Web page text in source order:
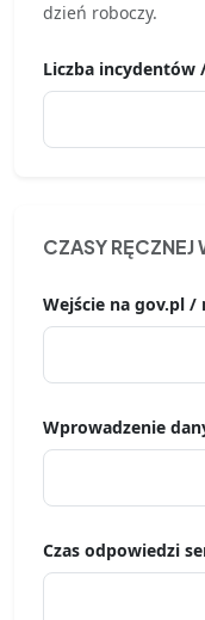
dzień roboczy.
Liczba
CZASY RĘCZNEJ
Wejście na gov.pl /
Wprowadzenie
Czas odpowiedzi